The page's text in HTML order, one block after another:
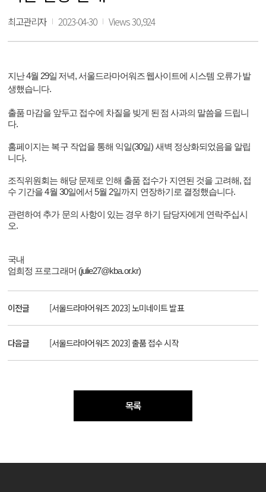
최고관리자 2023-04-30 Views 30,924
지난 4월 29일 저녁, 서울드라마어워즈 웹사이트에 시스템 오류가 발
생했습니다.
출품 마감을 앞두고 접수에 차질을 빚게 된 점 사과의 말씀을 드립니
다.
홈페이지는 복구 작업을 통해 익일(30일) 새벽 정상화되었음을 알립
니다.
조직위원회는 해당 문제로 인해 출품 접수가 지연된 것을 고려해, 접
수 기간을 4월 30일에서 5월 2일까지 연장하기로 결정했습니다.
관련하여 추가 문의 사항이 있는 경우 하기 담당자에게 연락주십시
오.
국내
엄희정 프로그래머 (julie27@kba.or.kr)
이전글 [서울드라마어워즈 2023] 노미네이트 발표
다음글 [서울드라마어워즈 2023] 출품 접수 시작
목록